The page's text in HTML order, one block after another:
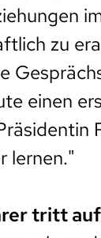
zu
einen
lernen."
tritt